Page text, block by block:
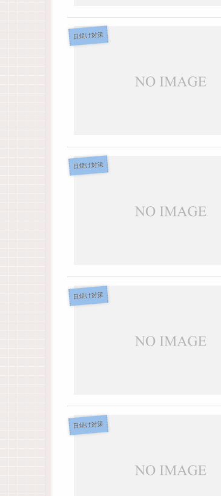
日焼け対策
日焼け対策
日焼け対策
日焼け対策